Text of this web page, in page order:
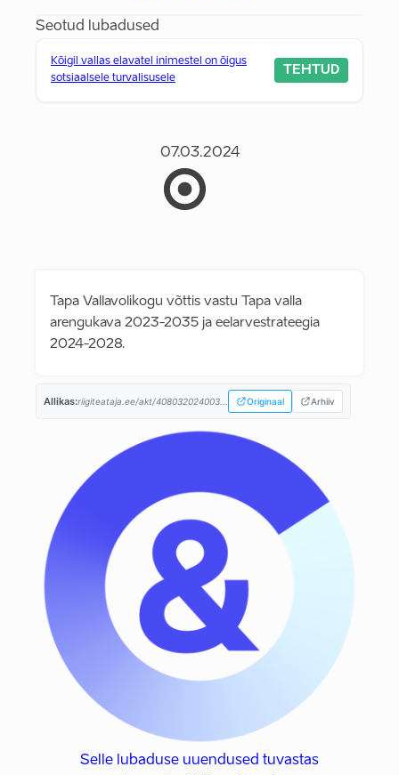
Seotud lubadused
Kõigil vallas elavatel inimestel on õigus
sotsiaalsele turvalisusele
TEHTUD
07.03.2024
Tapa Vallavolikogu võttis vastu Tapa valla
arengukava 2023-2035 ja eelarvestrateegia
2024-2028.
Allikas:riigiteataja.ee/akt/408032024003... Originaal Arhiiv
Selle lubaduse uuendused tuvastas